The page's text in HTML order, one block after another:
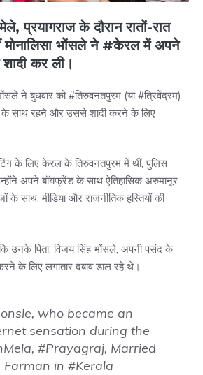
प्रयागराज के दौरान रातों-रात
भोंसले ने #केरल में अपने
कर ली।
ने बुधवार को #तिरुवनंतपुरम (या #त्रिवेंद्रम)
साथ रहने और उससे शादी करने के लिए
के लिए केरल के तिरुवनंतपुरम में थीं, पुलिस
अपने बॉयफ्रेंड के साथ ऐतिहासिक अरुमानूर
के साथ, मीडिया और राजनीतिक हस्तियों की
कि उनके पिता, विजय सिंह भोंसले, अपनी पसंद के
के लिए लगातार दबाव डाल रहे थे।
who became an
sensation during the
, #Prayagraj, Married
Farman in #Kerala